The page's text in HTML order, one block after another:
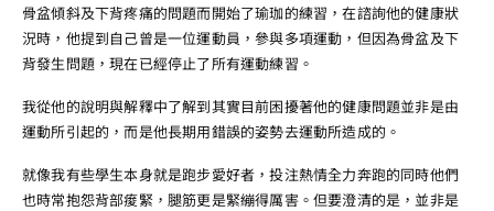
骨盆傾斜及下背疼痛的問題而開始了瑜珈的練習，在諮詢他的健康狀
況時，他提到自己曾是一位運動員，參與多項運動，但因為骨盆及下
背發生問題，現在已經停止了所有運動練習。
我從他的說明與解釋中了解到其實目前困擾著他的健康問題並非是由
運動所引起的，而是他長期用錯誤的姿勢去運動所造成的。
就像我有些學生本身就是跑步愛好者，投注熱情全力奔跑的同時他們
也時常抱怨背部痠緊，腿筋更是緊繃得厲害。但要澄清的是，並非是